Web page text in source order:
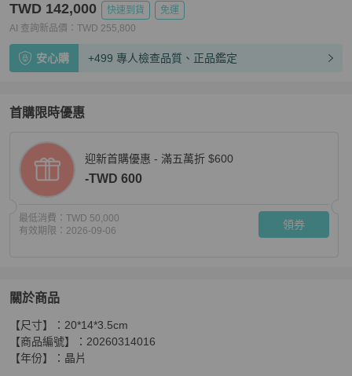
TWD 142,000 快速到貨
免運
AI 查詢新品價： TWD 255,800
安心購 +499 專人檢查品質、正品鑑定
首購限時優惠
迎新首購優惠 - 滿五萬折 $600
-TWD 600
最低消費： TWD 50,000
有效期限： 2026-09-06 領券
關於商品
關於Chanel 31 Bag 黑色 蠟皮 淡金色 手提包 斜挎包 兩用
【尺寸】：20*14*3.5cm
【商品編號】：20260314016
【年份】：晶片